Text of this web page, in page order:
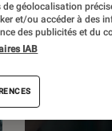
de géolocalisation
et/ou accéder à des
des publicités et du
IAB